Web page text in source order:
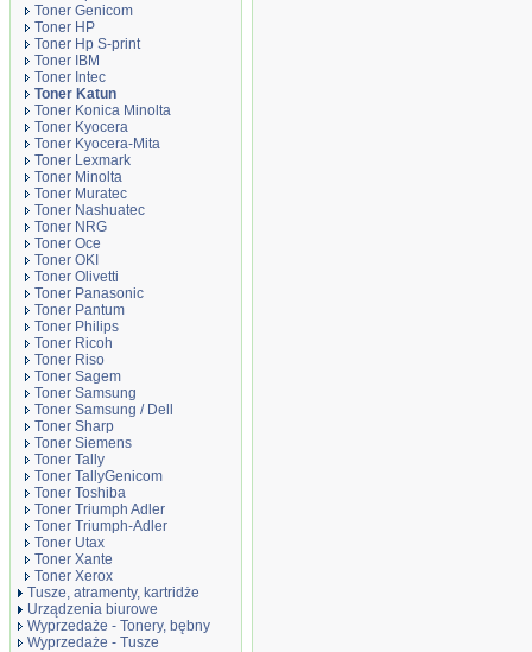
Toner Genicom
Toner HP
Toner Hp S-print
Toner IBM
Toner Intec
Toner Katun
Toner Konica Minolta
Toner Kyocera
Toner Kyocera-Mita
Toner Lexmark
Toner Minolta
Toner Muratec
Toner Nashuatec
Toner NRG
Toner Oce
Toner OKI
Toner Olivetti
Toner Panasonic
Toner Pantum
Toner Philips
Toner Ricoh
Toner Riso
Toner Sagem
Toner Samsung
Toner Samsung / Dell
Toner Sharp
Toner Siemens
Toner Tally
Toner TallyGenicom
Toner Toshiba
Toner Triumph Adler
Toner Triumph-Adler
Toner Utax
Toner Xante
Toner Xerox
Tusze, atramenty, kartridże
Urządzenia biurowe
Wyprzedaże - Tonery, bębny
Wyprzedaże - Tusze